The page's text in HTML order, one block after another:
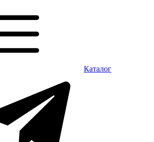
Каталог